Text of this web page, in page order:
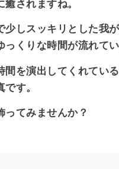
癒されますね。
少しスッキリとした我
っくりな時間が流れてい
間を演出してくれてい
す。
ってみませんか？